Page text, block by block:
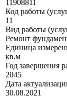
11908811
Код работы
11
Вид работы
Ремонт
Единица
кв.м
Год завершения
2045
Дата
30.08.2021